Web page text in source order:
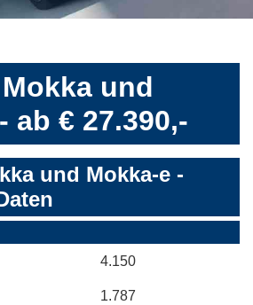
und
ab € 27.390,-
und Mokka-e -
4.150
1.787